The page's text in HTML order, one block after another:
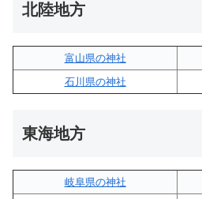
北陸地方
富山県の神社
石川県の神社
東海地方
岐阜県の神社